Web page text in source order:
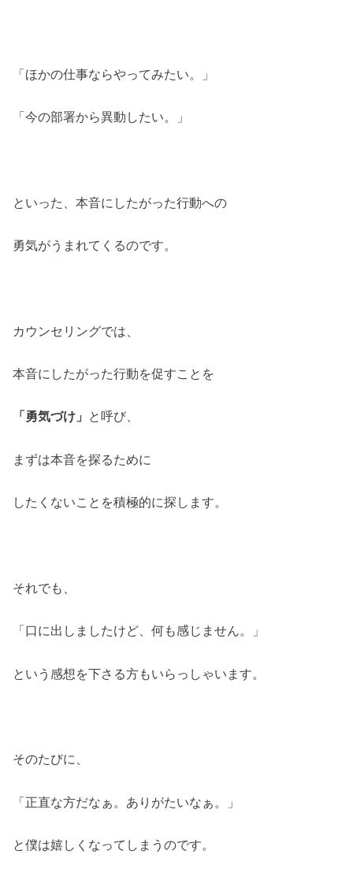
「ほかの仕事ならやってみたい。」
「今の部署から異動したい。」
といった、本音にしたがった行動への
勇気がうまれてくるのです。
カウンセリングでは、
本音にしたがった行動を促すことを
「勇気づけ」 と呼び、
まずは本音を探るために
したくないことを積極的に探します。
それでも、
「口に出しましたけど、何も感じません。」
という感想を下さる方もいらっしゃいます。
そのたびに、
「正直な方だなぁ。ありがたいなぁ。」
と僕は嬉しくなってしまうのです。